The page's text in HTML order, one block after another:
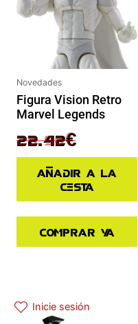
Novedades
Figura Vision Retro
Marvel Legends
29.90€
22.42€
Añadir a la
cesta
Comprar ya
Inicie sesión